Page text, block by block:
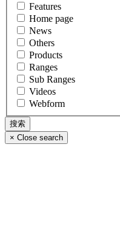
Features
Home page
News
Others
Products
Ranges
Sub Ranges
Videos
Webform
× Close search